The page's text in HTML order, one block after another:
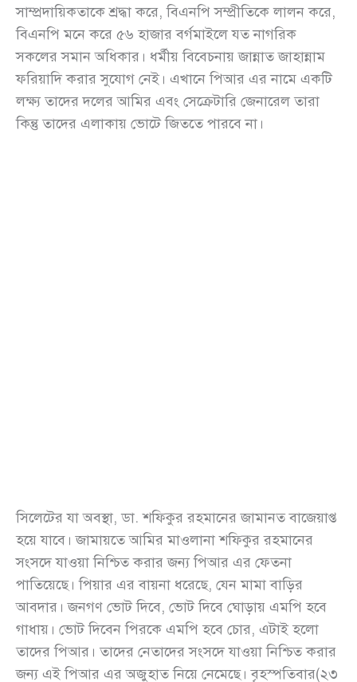
সাম্প্রদায়িকতাকে শ্রদ্ধা করে, বিএনপি সম্প্রীতিকে লালন করে,
বিএনপি মনে করে ৫৬ হাজার বর্গমাইলে যত নাগরিক
সকলের সমান অধিকার। ধর্মীয় বিবেচনায় জান্নাত জাহান্নাম
ফরিয়াদি করার সুযোগ নেই। এখানে পিআর এর নামে একটি
লক্ষ্য তাদের দলের আমির এবং সেক্রেটারি জেনারেল তারা
কিন্তু তাদের এলাকায় ভোটে জিততে পারবে না।
সিলেটের যা অবস্থা, ডা. শফিকুর রহমানের জামানত বাজেয়াপ্ত
হয়ে যাবে। জামায়তে আমির মাওলানা শফিকুর রহমানের
সংসদে যাওয়া নিশ্চিত করার জন্য পিআর এর ফেতনা
পাতিয়েছে। পিয়ার এর বায়না ধরেছে, যেন মামা বাড়ির
আবদার। জনগণ ভোট দিবে, ভোট দিবে ঘোড়ায় এমপি হবে
গাধায়। ভোট দিবেন পিরকে এমপি হবে চোর, এটাই হলো
তাদের পিআর। তাদের নেতাদের সংসদে যাওয়া নিশ্চিত করার
জন্য এই পিআর এর অজুহাত নিয়ে নেমেছে। বৃহস্পতিবার(২৩